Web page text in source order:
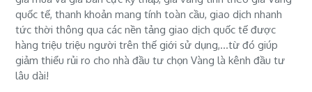
quốc tế, thanh khoản mang tính toàn cầu, giao dịch nhanh
tức thời thông qua các nền tảng giao dịch quốc tế được
hàng triệu triệu người trên thế giới sử dụng,...từ đó giúp
giảm thiểu rủi ro cho nhà đầu tư chọn Vàng là kênh đầu tư
lâu dài!